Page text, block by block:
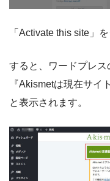
「Activate this site」を
すると、ワードプレス
『Akismetは現在サイ
と表示されます。